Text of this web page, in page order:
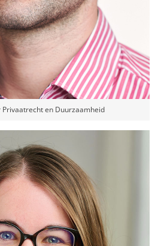
en Duurzaamheid